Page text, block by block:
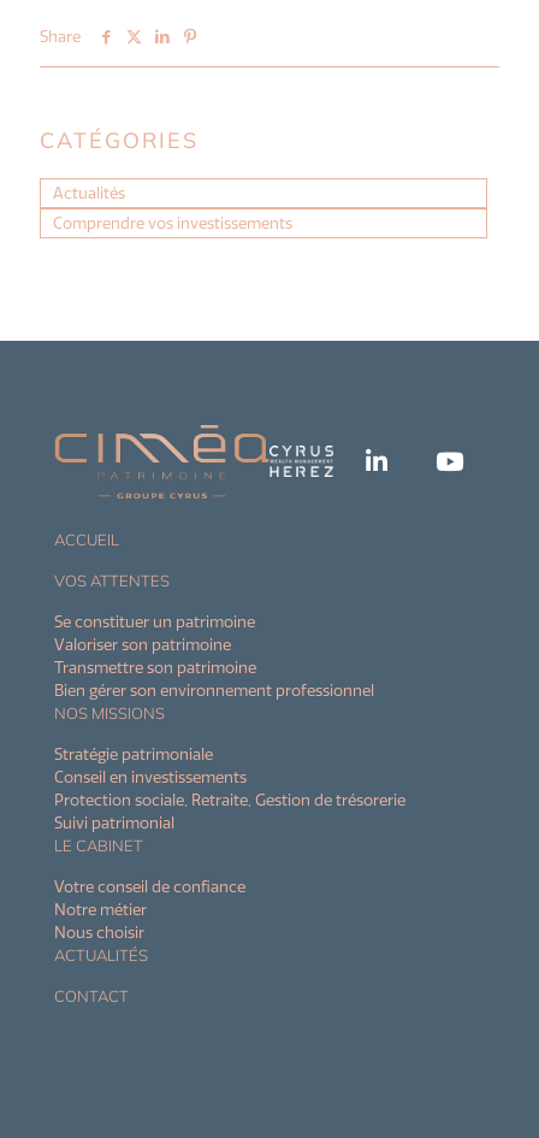
Share
CATÉGORIES
Actualités
Comprendre vos investissements
ACCUEIL
VOS ATTENTES
Se constituer un patrimoine
Valoriser son patrimoine
Transmettre son patrimoine
Bien gérer son environnement professionnel
NOS MISSIONS
Stratégie patrimoniale
Conseil en investissements
Protection sociale, Retraite, Gestion de trésorerie
Suivi patrimonial
LE CABINET
Votre conseil de confiance
Notre métier
Nous choisir
ACTUALITÉS
CONTACT